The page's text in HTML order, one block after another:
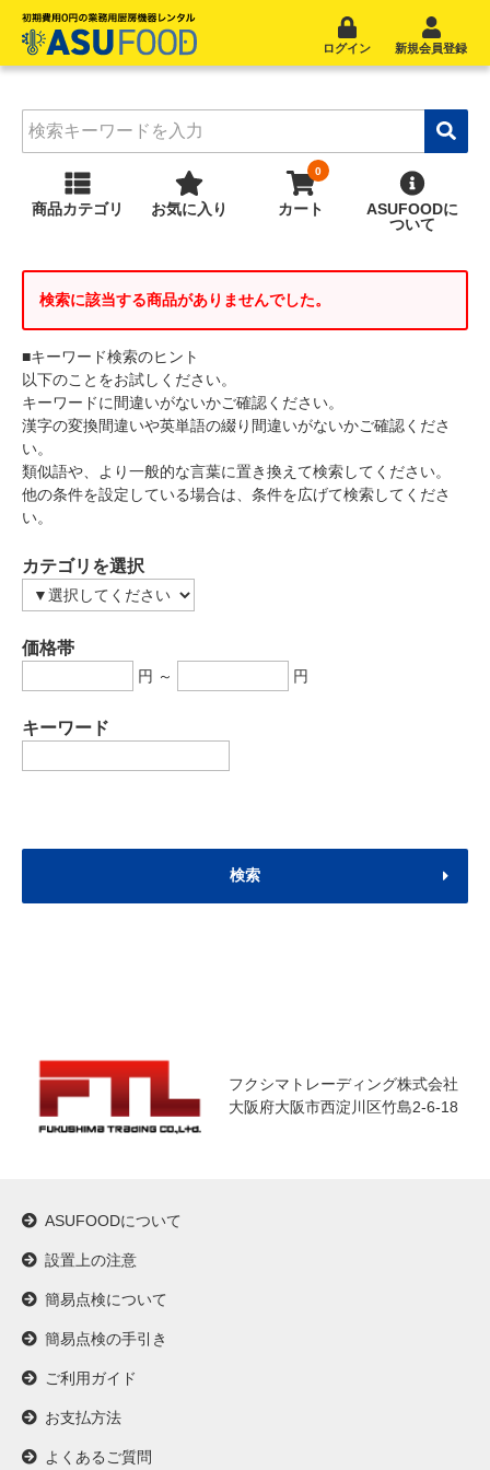
ログイン 新規会員登録
商品カテゴリ お気に入り カート ASUFOODに
ついて
検索に該当する商品がありませんでした。
■キーワード検索のヒント
以下のことをお試しください。
キーワードに間違いがないかご確認ください。
漢字の変換間違いや英単語の綴り間違いがないかご確認くださ
い。
類似語や、より一般的な言葉に置き換えて検索してください。
他の条件を設定している場合は、条件を広げて検索してくださ
い。
カテゴリを選択
価格帯
円 ～ 円
キーワード
フクシマトレーディング株式会社
大阪府大阪市西淀川区竹島2-6-18
ASUFOODについて
設置上の注意
簡易点検について
簡易点検の手引き
ご利用ガイド
お支払方法
よくあるご質問